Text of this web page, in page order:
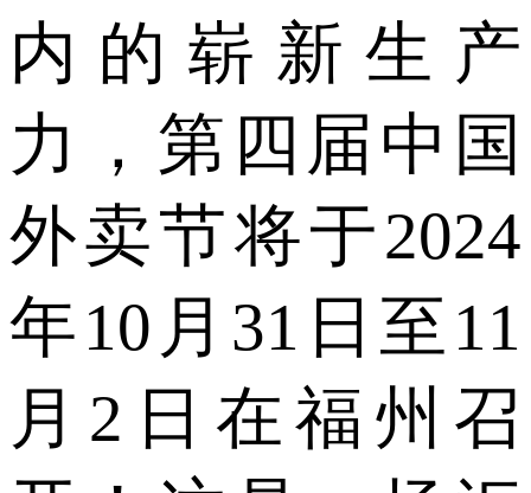
内的崭新生产
力，第四届中国
外卖节将于2024
年10月31日至11
月2日在福州召